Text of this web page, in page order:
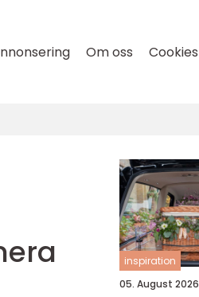
Om oss Cookies
inspiration
05. August 2026